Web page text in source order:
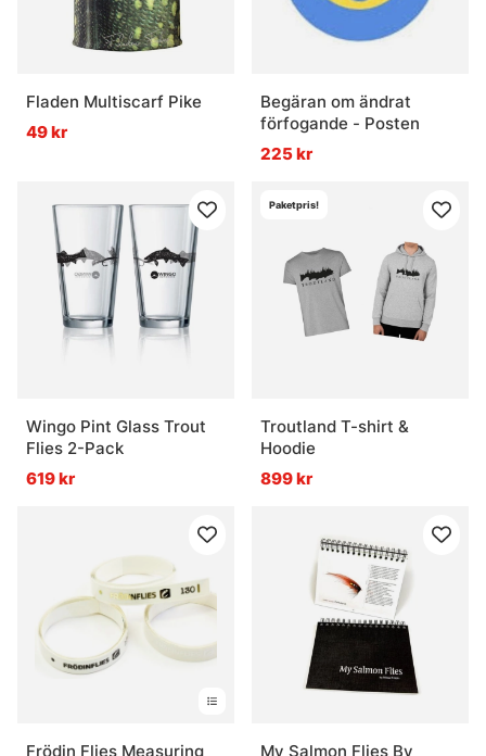
Fladen Multiscarf Pike
49 kr
Begäran om ändrat
förfogande - Posten
225 kr
Wingo Pint Glass Trout
Flies 2-Pack
619 kr
Paketpris!
Troutland T-shirt &
Hoodie
899 kr
Frödin Flies Measuring My Salmon Flies By